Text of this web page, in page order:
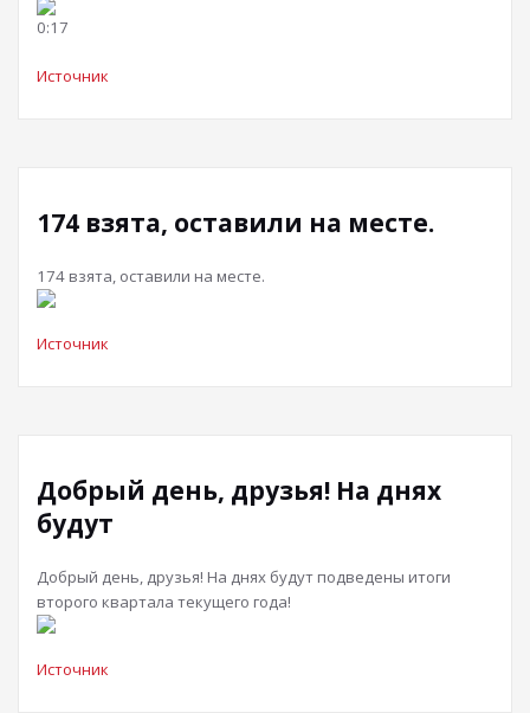
0:17
Источник
174 взята, оставили на месте.
174 взята, оставили на месте.
Источник
Добрый день, друзья! На днях
будут
Добрый день, друзья! На днях будут подведены итоги
второго квартала текущего года!
Источник